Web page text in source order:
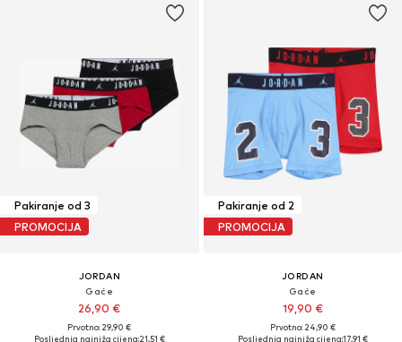
Pakiranje od 3
PROMOCIJA
JORDAN
Gaće
26,90 €
Prvotno: 29,90 €
Posljednja najniža cijena:21,51 €
Pakiranje od 2
PROMOCIJA
JORDAN
Gaće
19,90 €
Prvotno: 24,90 €
Posljednja najniža cijena:17,91 €